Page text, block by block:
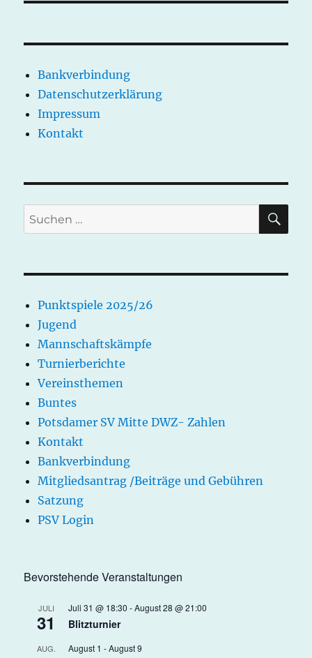
Bankverbindung
Datenschutzerklärung
Impressum
Kontakt
Suchen
nach:
Punktspiele 2025/26
Jugend
Mannschaftskämpfe
Turnierberichte
Vereinsthemen
Buntes
Potsdamer SV Mitte DWZ- Zahlen
Kontakt
Bankverbindung
Mitgliedsantrag /Beiträge und Gebühren
Satzung
PSV Login
Bevorstehende Veranstaltungen
JULI
31
Juli 31 @ 18:30 -August 28 @ 21:00
Blitzturnier
AUG. August 1 -August 9